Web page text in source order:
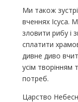
Ми також
вченнях Ісуса.
зловити рибу і
сплатити
дивне диво
усім
потреб.
Царство